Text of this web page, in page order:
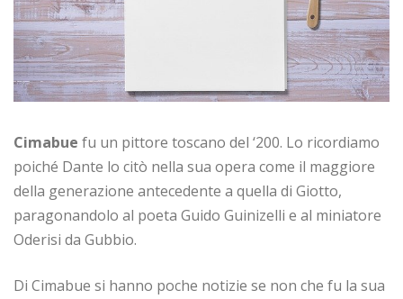
Cimabue fu un pittore toscano del ‘200. Lo ricordiamo
poiché Dante lo citò nella sua opera come il maggiore
della generazione antecedente a quella di Giotto,
paragonandolo al poeta Guido Guinizelli e al miniatore
Oderisi da Gubbio.
Di Cimabue si hanno poche notizie se non che fu la sua